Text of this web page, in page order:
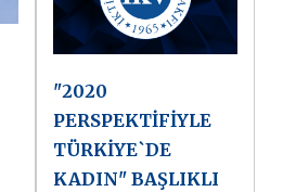
"2020
PERSPEKTİFİYLE
TÜRKİYE`DE
KADIN" BAŞLIKLI